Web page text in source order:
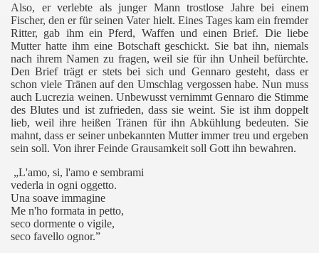
Also, er verlebte als junger Mann trostlose Jahre bei einem
Fischer, den er für seinen Vater hielt. Eines Tages kam ein fremder
Ritter, gab ihm ein Pferd, Waffen und einen Brief. Die liebe
Mutter hatte ihm eine Botschaft geschickt. Sie bat ihn, niemals
nach ihrem Namen zu fragen, weil sie für ihn Unheil befürchte.
Den Brief trägt er stets bei sich und Gennaro gesteht, dass er
schon viele Tränen auf den Umschlag vergossen habe. Nun muss
auch Lucrezia weinen. Unbewusst vernimmt Gennaro die Stimme
des Blutes und ist zufrieden, dass sie weint. Sie ist ihm doppelt
lieb, weil ihre heißen Tränen für ihn Abkühlung bedeuten. Sie
mahnt, dass er seiner unbekannten Mutter immer treu und ergeben
sein soll. Von ihrer Feinde Grausamkeit soll Gott ihn bewahren.
„L'amo, si, l'amo e sembrami
vederla in ogni oggetto.
Una soave immagine
Me n'ho formata in petto,
seco dormente o vigile,
seco favello ognor.”